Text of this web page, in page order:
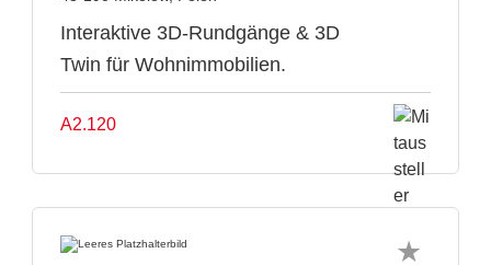
Interaktive 3D-Rundgänge & 3D
Twin für Wohnimmobilien.
A2.120